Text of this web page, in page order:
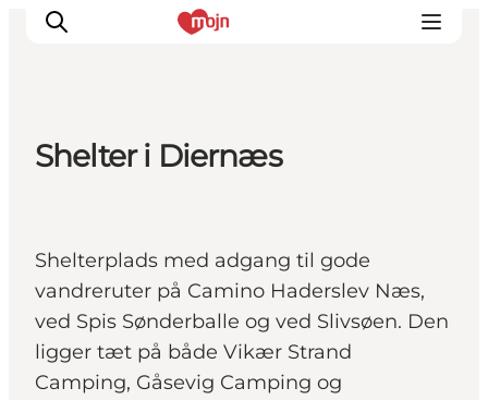
Det sker
Overnatning
Planlæg din ferie
Booking
Shelter i Diernæs
Shelterplads med adgang til gode
vandreruter på Camino Haderslev Næs,
ved Spis Sønderballe og ved Slivsøen. Den
ligger tæt på både Vikær Strand
Camping, Gåsevig Camping og